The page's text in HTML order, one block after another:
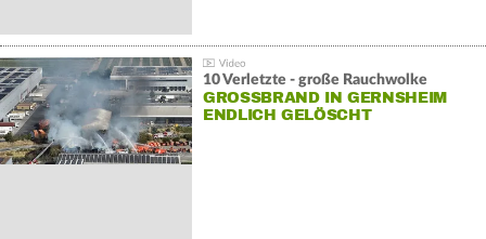
10 Verletzte - große Rauchwolke
GROSSBRAND IN GERNSHEIM E
NDLICH GELÖSCHT